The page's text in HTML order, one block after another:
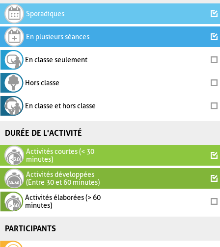
Sporadiques
En plusieurs séances
En classe seulement
Hors classe
En classe et hors classe
DURÉE DE L'ACTIVITÉ
Activités courtes (< 30
minutes)
Activités développées
(Entre 30 et 60 minutes)
Activités élaborées (> 60
minutes)
PARTICIPANTS